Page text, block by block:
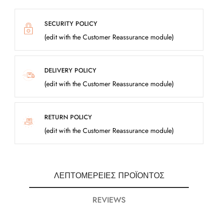
SECURITY POLICY
(edit with the Customer Reassurance module)
DELIVERY POLICY
(edit with the Customer Reassurance module)
RETURN POLICY
(edit with the Customer Reassurance module)
ΛΕΠΤΟΜΈΡΕΙΕΣ ΠΡΟΪΌΝΤΟΣ
REVIEWS